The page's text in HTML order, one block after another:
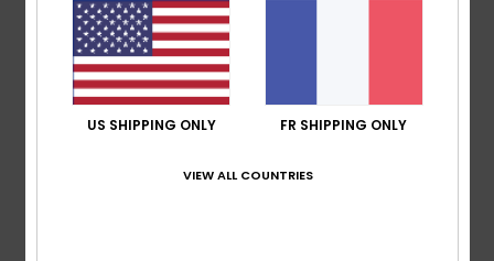
14 juillet 2026
Très confortables et légères pour l'été
Afficher original - Castellano
Confort: 5/5 Rapport qualité / prix
Matière: 5/5 Coloris: 5/5
Je recommande ce produit
5
US SHIPPING ONLY FR SHIPPING ONLY
VIEW ALL COUNTRIES